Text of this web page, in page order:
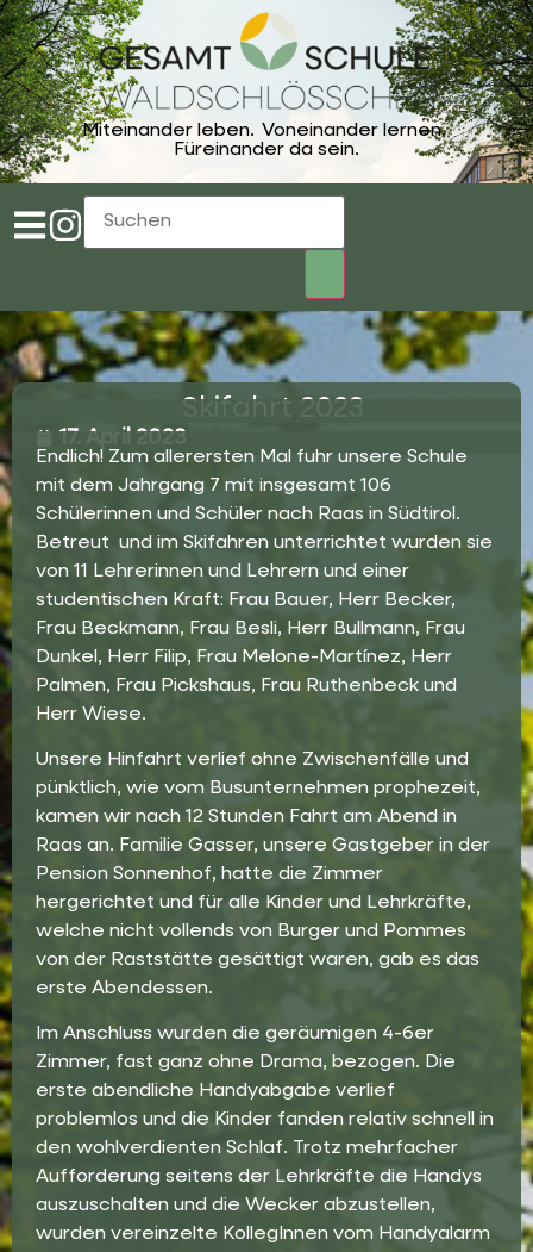
Miteinander leben. Voneinander lernen.
Füreinander da sein.
Skifahrt 2023
17. April 2023
Endlich! Zum allerersten Mal fuhr unsere Schule
mit dem Jahrgang 7 mit insgesamt 106
Schülerinnen und Schüler nach Raas in Südtirol.
Betreut und im Skifahren unterrichtet wurden sie
von 11 Lehrerinnen und Lehrern und einer
studentischen Kraft: Frau Bauer, Herr Becker,
Frau Beckmann, Frau Besli, Herr Bullmann, Frau
Dunkel, Herr Filip, Frau Melone-Martínez, Herr
Palmen, Frau Pickshaus, Frau Ruthenbeck und
Herr Wiese.
Unsere Hinfahrt verlief ohne Zwischenfälle und
pünktlich, wie vom Busunternehmen prophezeit,
kamen wir nach 12 Stunden Fahrt am Abend in
Raas an. Familie Gasser, unsere Gastgeber in der
Pension Sonnenhof, hatte die Zimmer
hergerichtet und für alle Kinder und Lehrkräfte,
welche nicht vollends von Burger und Pommes
von der Raststätte gesättigt waren, gab es das
erste Abendessen.
Im Anschluss wurden die geräumigen 4-6er
Zimmer, fast ganz ohne Drama, bezogen. Die
erste abendliche Handyabgabe verlief
problemlos und die Kinder fanden relativ schnell in
den wohlverdienten Schlaf. Trotz mehrfacher
Aufforderung seitens der Lehrkräfte die Handys
auszuschalten und die Wecker abzustellen,
wurden vereinzelte KollegInnen vom Handyalarm